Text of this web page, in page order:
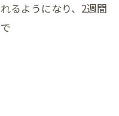
るようになり、2週間